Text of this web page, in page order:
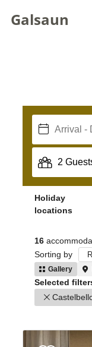
Galsaun